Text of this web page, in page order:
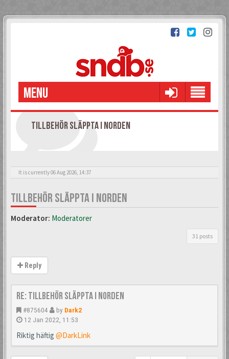
MENU
TILLBEHÖR SLÄPPTA I NORDEN
It is currently 06 Aug 2026, 14:37
TILLBEHÖR SLÄPPTA I NORDEN
Moderator: Moderatorer
31 posts
Reply
Re: Tillbehör släppta i Norden
#875604 by Dark2
12 Jan 2022, 11:53
Riktig häftig @DarkLink